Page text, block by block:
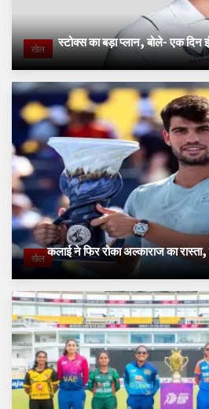
खेल स्टोक्स का बड़ा प्लान, बोले- एक दिन
खेलकलाई ने फिर रोका अल्काराज का